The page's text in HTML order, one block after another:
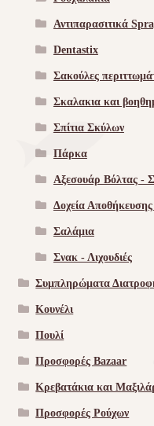
Αντιπαρασιτικά
Dentastix
Σακούλες
Σκαλακια και
Σπίτια Σκύλων
Πάρκα
Αξεσουάρ Βόλτας -
Δοχεία
Σαλάμια
Σνακ - Λιχουδιές
Συμπληρώματα
Κουνέλι
Πουλί
Προσφορές Bazaar
Κρεβατάκια και
Προσφορές Ρούχων